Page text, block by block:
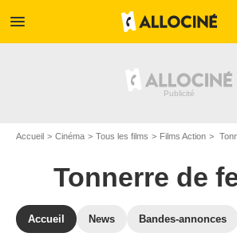
menu
Accueil Cinéma Tous les films Films Action
Tonnerre de
Accueil News Bandes-annonces